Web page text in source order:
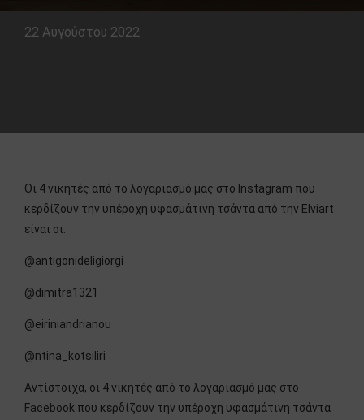
22 Αυγούστου 2022
Οι 4 νικητές από το λογαριασμό μας στο Instagram που
κερδίζουν την υπέροχη υφασμάτινη τσάντα από την Elviart
είναι οι:
@antigonideligiorgi
@dimitra1321
@eiriniandrianou
@ntina_kotsiliri
Αντίστοιχα, οι 4 νικητές από το λογαριασμό μας στο
Facebook που κερδίζουν την υπέροχη υφασμάτινη τσάντα